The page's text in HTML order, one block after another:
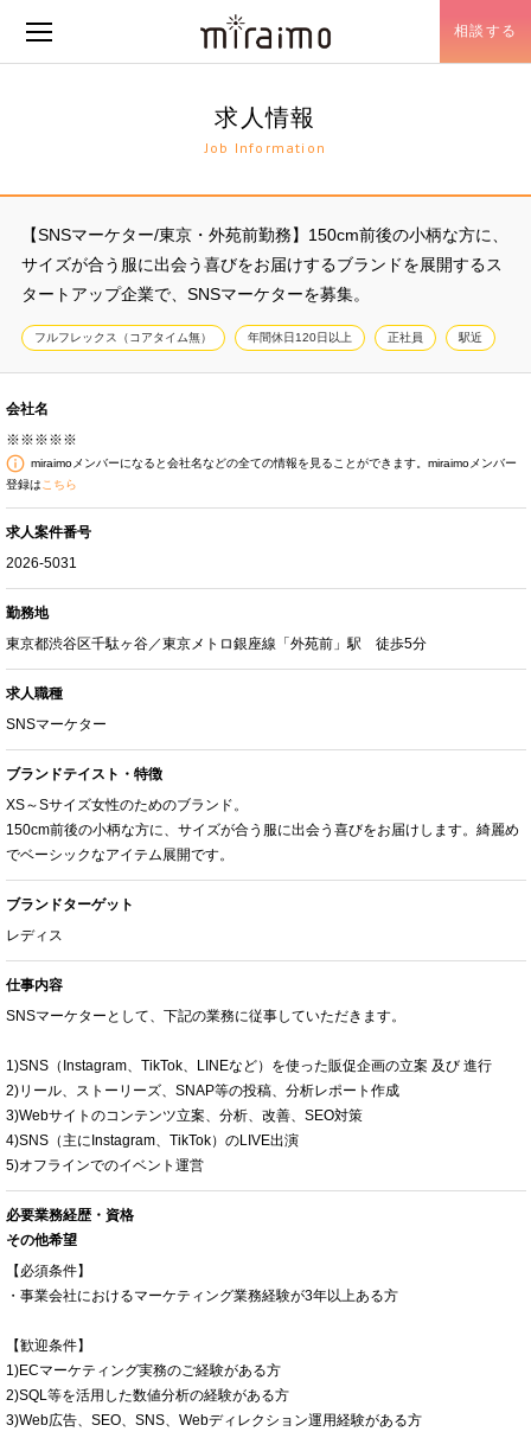
相談する
求人情報
Job Information
【SNSマーケター/東京・外苑前勤務】150cm前後の小柄な方に、
サイズが合う服に出会う喜びをお届けするブランドを展開するス
タートアップ企業で、SNSマーケターを募集。
フルフレックス（コアタイム無） 年間休日120日以上 正社員 駅近
会社名
※※※※※
miraimoメンバーになると会社名などの全ての情報を見ることができます。miraimoメンバー
登録は こちら
求人案件番号
2026-5031
勤務地
東京都渋谷区千駄ヶ谷／東京メトロ銀座線「外苑前」駅 徒歩5分
求人職種
SNSマーケター
ブランドテイスト・特徴
XS～Sサイズ女性のためのブランド。
150cm前後の小柄な方に、サイズが合う服に出会う喜びをお届けします。綺麗め
でベーシックなアイテム展開です。
ブランドターゲット
レディス
仕事内容
SNSマーケターとして、下記の業務に従事していただきます。
1)SNS（Instagram、TikTok、LINEなど）を使った販促企画の立案 及び 進行
2)リール、ストーリーズ、SNAP等の投稿、分析レポート作成
3)Webサイトのコンテンツ立案、分析、改善、SEO対策
4)SNS（主にInstagram、TikTok）のLIVE出演
5)オフラインでのイベント運営
必要業務経歴・資格
その他希望
【必須条件】
・事業会社におけるマーケティング業務経験が3年以上ある方
【歓迎条件】
1)ECマーケティング実務のご経験がある方
2)SQL等を活用した数値分析の経験がある方
3)Web広告、SEO、SNS、Webディレクション運用経験がある方